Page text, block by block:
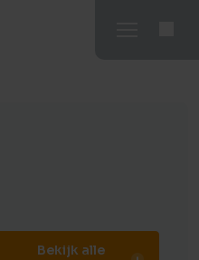
Bekijk alle